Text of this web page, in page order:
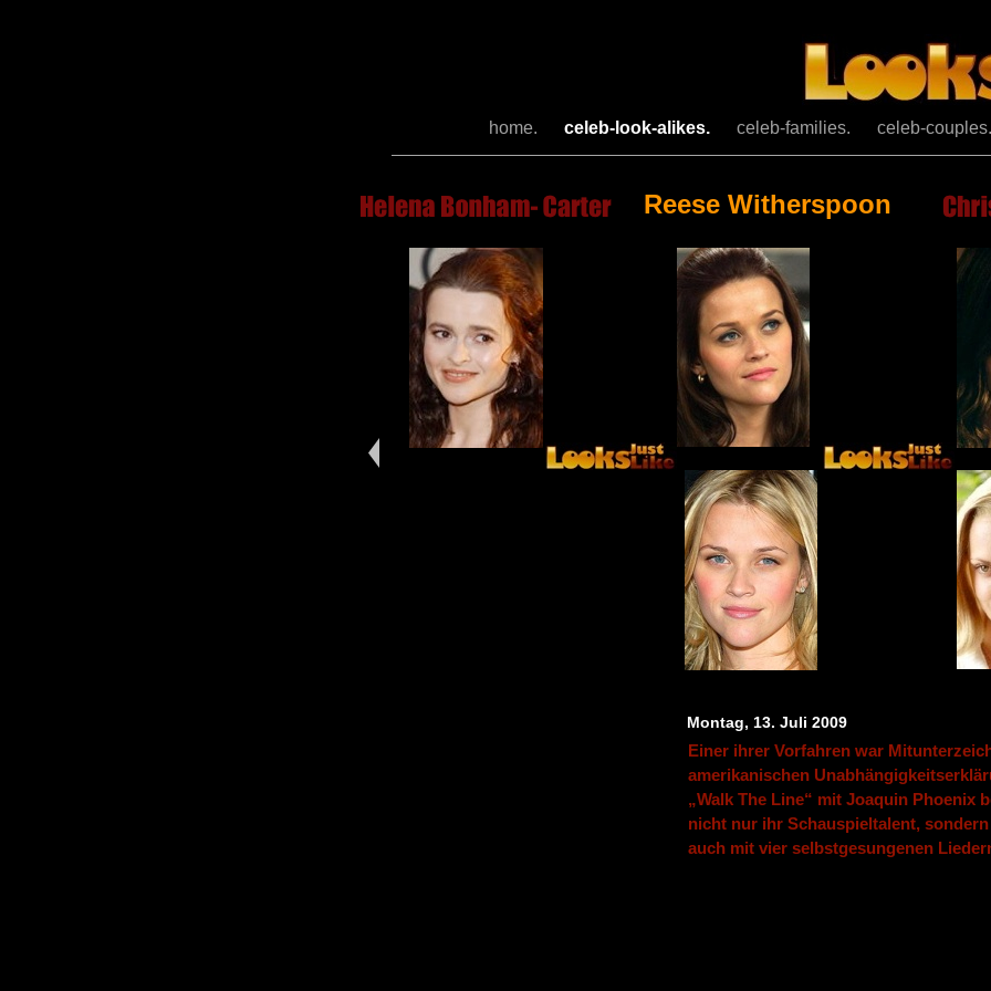
home. celeb-look-alikes. celeb-families. celeb-couples.
Reese Witherspoon
Einer ihrer Vorfahren war
amerikanischen
„Walk The Line“ mit Joaquin Phoenix
nicht nur ihr Schauspieltalent,
auch mit vier selbstgesungenen
Montag, 13. Juli 2009